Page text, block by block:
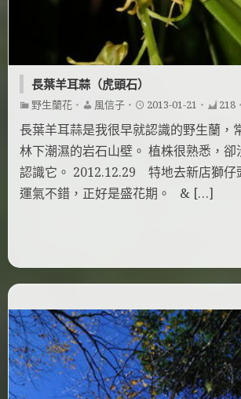
長葉羊耳蒜（虎頭石）
野生蘭花 ・ 風信子 ・ 2013-01-21 ・ 218 ・
長葉羊耳蒜是我很早就認識的野生蘭，
林下潮濕的岩石山壁。 植株很熟悉，
認識它。 2012.12.29 特地去新店獅仔
運氣不錯，正好是盛花期。 & […]